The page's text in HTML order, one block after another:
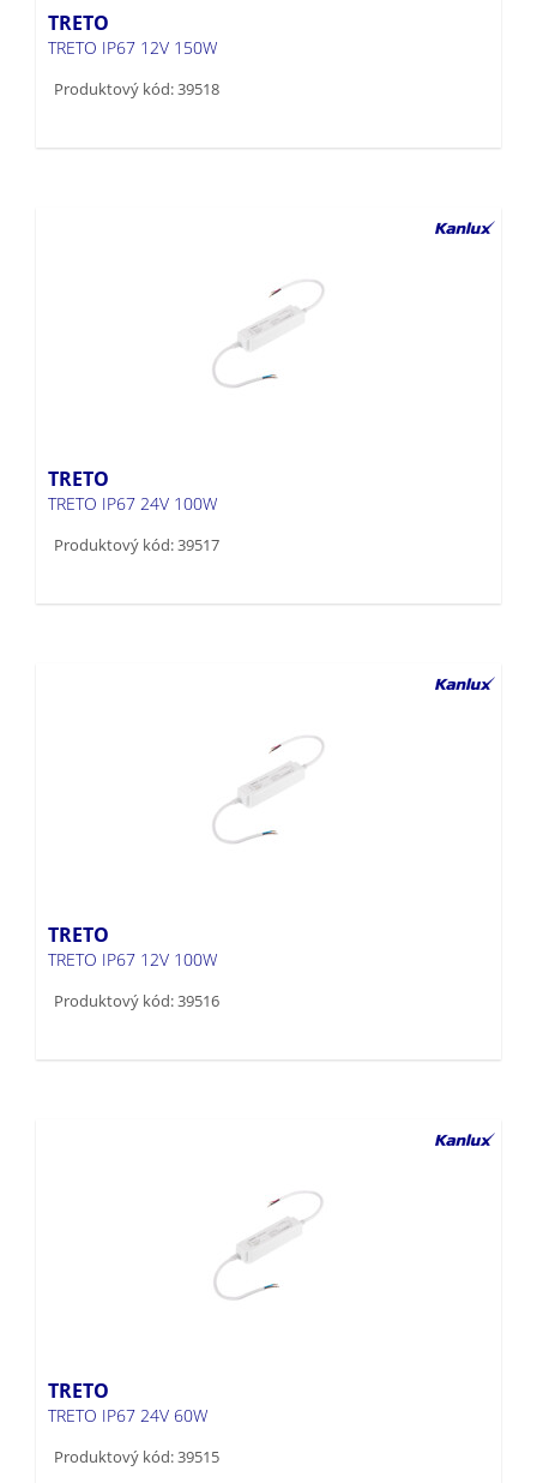
TRETO
TRETO IP67 12V 150W
Produktový kód: 39518
TRETO
TRETO IP67 24V 100W
Produktový kód: 39517
TRETO
TRETO IP67 12V 100W
Produktový kód: 39516
TRETO
TRETO IP67 24V 60W
Produktový kód: 39515